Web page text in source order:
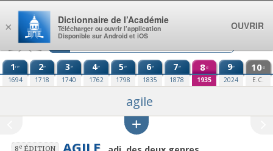
Aller au contenu
1re
1694
2e
1718
3e
1740
4e
1762
5e
1798
6e
1835
7e
1878
8e
1935
9e
2024
10e
E.C.
agile
8eÉDITION AGILE.
×
Dictionnaire de l’Académie
Télécharger ou ouvrir l’application
Disponible sur Android et iOS
OUVRIR